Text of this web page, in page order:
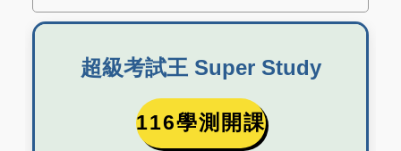
超級考試王 Super Study
116學測開課